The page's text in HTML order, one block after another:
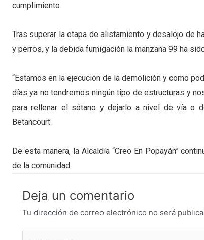
cumplimiento.
Tras superar la etapa de alistamiento y desalojo de
y perros, y la debida fumigación la manzana 99 ha
“Estamos en la ejecución de la demolición y como
días ya no tendremos ningún tipo de estructuras y
para rellenar el sótano y dejarlo a nivel de vía o
Betancourt.
De esta manera, la Alcaldía “Creo En Popayán”
de la comunidad.
Deja un comentario
Tu dirección de correo electrónico no será